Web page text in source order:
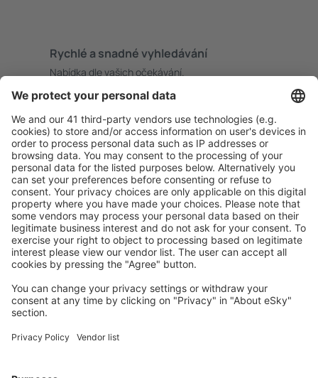
Rychlé a snadné vyhledávání
Nabídka dle vašich očekávání.
Pečlivé plánování
Bezproblémová rezervace s možností bezplatného
zrušení.
S námi ušetříte
Atraktivní ceny a speciální nabídky pro přihlášené
uživatele.
Ubytování dle vašeho gusta
Vyberte si z více než 1.3 milionu zařízení: hotelů,
Nejvyhledávanější hotely uživateli eSky